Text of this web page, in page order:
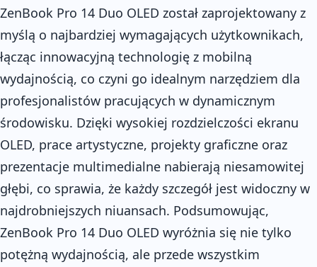
ZenBook Pro 14 Duo OLED został zaprojektowany z
myślą o najbardziej wymagających użytkownikach,
łącząc innowacyjną technologię z mobilną
wydajnością, co czyni go idealnym narzędziem dla
profesjonalistów pracujących w dynamicznym
środowisku. Dzięki wysokiej rozdzielczości ekranu
OLED, prace artystyczne, projekty graficzne oraz
prezentacje multimedialne nabierają niesamowitej
głębi, co sprawia, że każdy szczegół jest widoczny w
najdrobniejszych niuansach. Podsumowując,
ZenBook Pro 14 Duo OLED wyróżnia się nie tylko
potężną wydajnością, ale przede wszystkim